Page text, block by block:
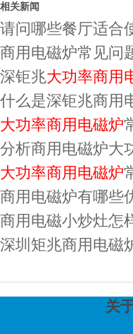
相关新闻
请问哪些餐厅适合
商用电磁炉常见问
深钜兆大功率商用
什么是深钜兆商用
大功率商用电磁炉
分析商用电磁炉大
大功率商用电磁炉
商用电磁炉有哪些
商用电磁小炒灶怎
深圳矩兆商用电磁
关